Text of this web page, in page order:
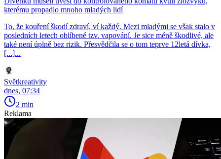
kterému propadlo mnoho mladých lidí
To, že kouření škodí zdraví, ví každý. Mezi mladými se však stalo v
posledních letech oblíbené tzv. vapování. Je sice méně škodlivé, ale
také není úplně bez rizik. Přesvědčila se o tom teprve 12letá dívka,
[...]...
Světkreativity
dnes, 07:34
2 min
Reklama